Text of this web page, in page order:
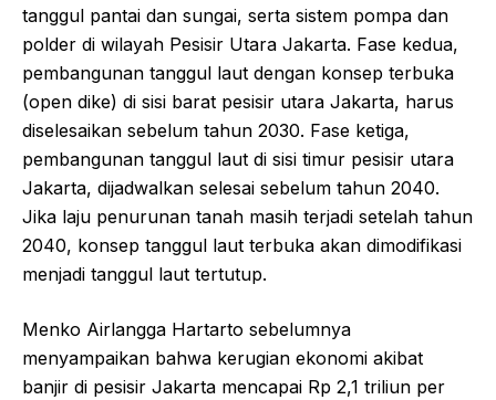
tanggul pantai dan sungai, serta sistem pompa dan
polder di wilayah Pesisir Utara Jakarta. Fase kedua,
pembangunan tanggul laut dengan konsep terbuka
(open dike) di sisi barat pesisir utara Jakarta, harus
diselesaikan sebelum tahun 2030. Fase ketiga,
pembangunan tanggul laut di sisi timur pesisir utara
Jakarta, dijadwalkan selesai sebelum tahun 2040.
Jika laju penurunan tanah masih terjadi setelah tahun
2040, konsep tanggul laut terbuka akan dimodifikasi
menjadi tanggul laut tertutup.
Menko Airlangga Hartarto sebelumnya
menyampaikan bahwa kerugian ekonomi akibat
banjir di pesisir Jakarta mencapai Rp 2,1 triliun per